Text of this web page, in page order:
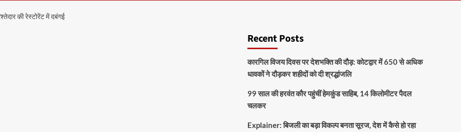
की रेस्टोरेंट में दबंगई
Recent Posts
कारगिल विजय दिवस पर देशभक्ति की दौड़: कोटद्वार में 650 से अधिक
धावकों ने दौड़कर शहीदों को दी श्रद्धांजलि
99 साल की हरवंत कौर पहुंचीं हेमकुंड साहिब, 14 किलोमीटर पैदल
चलकर
Explainer: बिजली का बड़ा विकल्प बनता सूरज, देश में कैसे हो रहा